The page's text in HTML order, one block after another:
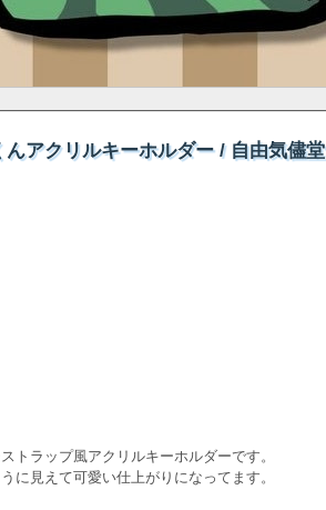
アクリルキーホルダー / 自由気儘堂
トラップ風アクリルキーホルダーです。
に見えて可愛い仕上がりになってます。